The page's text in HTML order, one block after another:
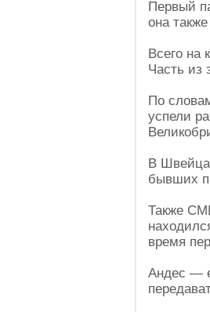
Первый
она
Всего на
Часть из
По
успели
В
бывших
Также
время
Андес —